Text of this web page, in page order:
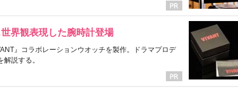
界観表現した腕時計登場
』コラボレーションウオッチを製作。ドラマプロデ
説する。